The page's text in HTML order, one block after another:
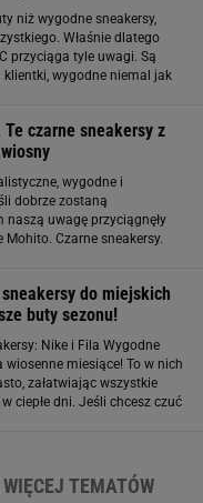
niż wygodne sneakersy,
Właśnie dlatego
przyciąga tyle uwagi. Są
klientki, wygodne niemal jak
czarne sneakersy z
wygodne i
dobrze zostaną
uwagę przyciągnęły
Czarne sneakersy.
do miejskich
buty sezonu!
Nike i Fila Wygodne
miesiące! To w nich
załatwiając wszystkie
ciepłe dni. Jeśli chcesz czuć
WIĘCEJ TEMATÓW